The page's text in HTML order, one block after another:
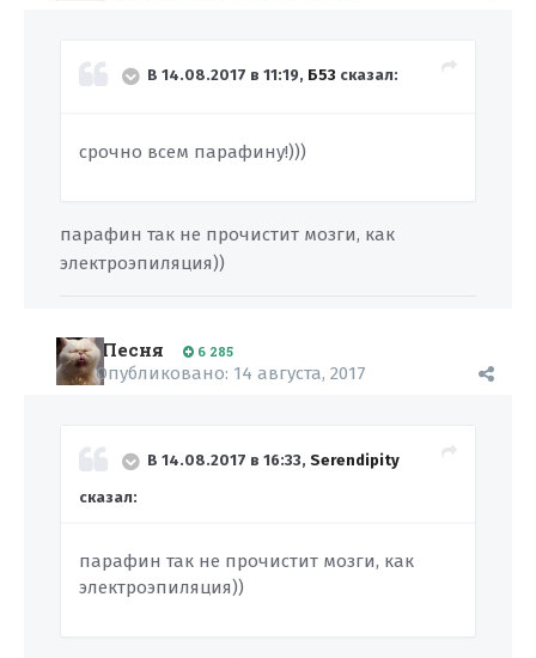
В 14.08.2017 в 11:19, Б53 сказал:
срочно всем парафину!)))
парафин так не прочистит мозги, как
электроэпиляция))
Песня 6 285
Опубликовано: 14 августа, 2017
В 14.08.2017 в 16:33, Serendipity
сказал:
парафин так не прочистит мозги, как
электроэпиляция))